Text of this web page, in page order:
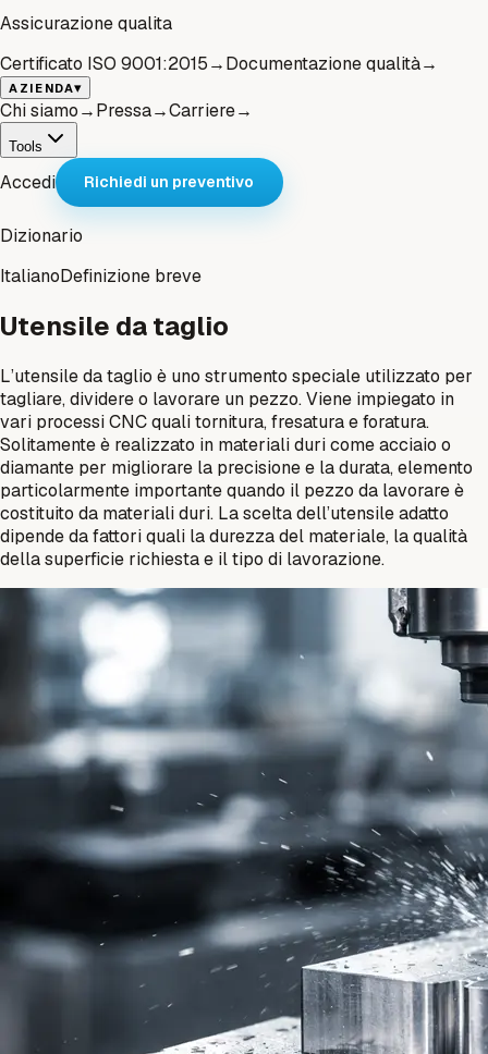
Assicurazione qualita
Certificato ISO 9001:2015→Documentazione qualità→
AZIENDA▾
Chi siamo→Pressa→Carriere→
Tools
Accedi Richiedi un preventivo
Dizionario
ItalianoDefinizione breve
Utensile da taglio
L’utensile da taglio è uno strumento speciale utilizzato per
tagliare, dividere o lavorare un pezzo. Viene impiegato in
vari processi CNC quali tornitura, fresatura e foratura.
Solitamente è realizzato in materiali duri come acciaio o
diamante per migliorare la precisione e la durata, elemento
particolarmente importante quando il pezzo da lavorare è
costituito da materiali duri. La scelta dell’utensile adatto
dipende da fattori quali la durezza del materiale, la qualità
della superficie richiesta e il tipo di lavorazione.